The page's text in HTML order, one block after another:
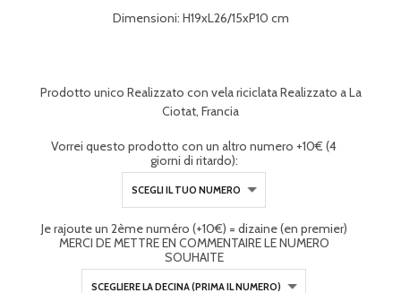
Dimensioni: H19xL26/15xP10 cm
Prodotto unico Realizzato con vela riciclata Realizzato a La
Ciotat, Francia
Vorrei questo prodotto con un altro numero +10€ (4
giorni di ritardo):
Je rajoute un 2ème numéro (+10€) = dizaine (en premier)
MERCI DE METTRE EN COMMENTAIRE LE NUMERO
SOUHAITE